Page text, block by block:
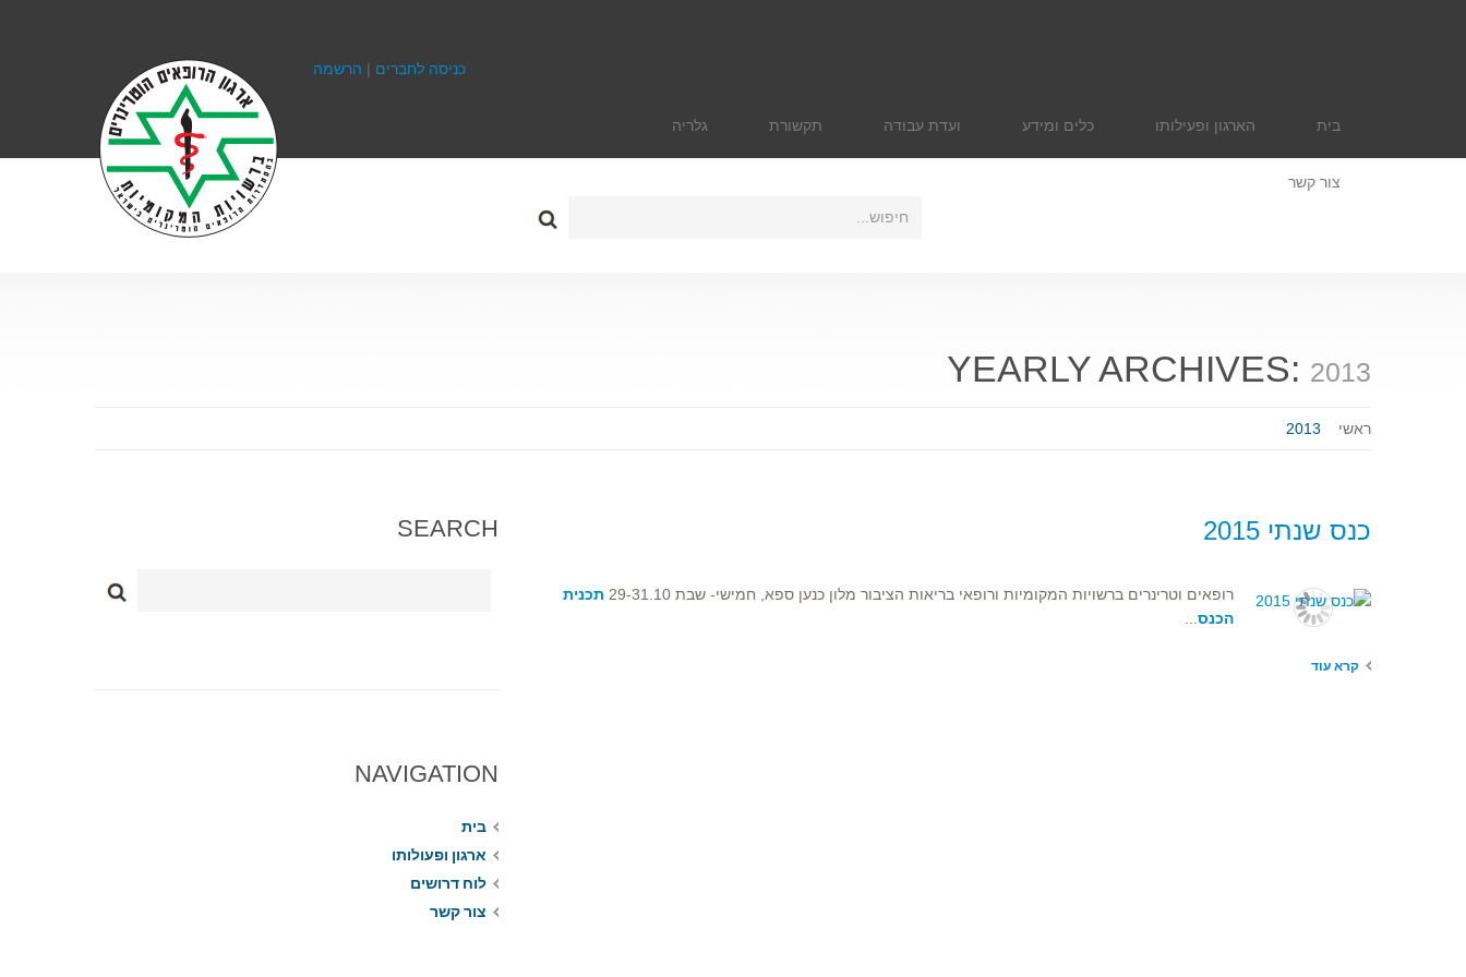
כניסה לחברים | הרשמה
בית הארגון ופעילותו כלים ומידע ועדת עבודה תקשורת גלריה
צור קשר
YEARLY ARCHIVES: 2013
ראשי 2013
כנס שנתי 2015
רופאים וטרינרים ברשויות המקומיות ורופאי בריאות הציבור מלון כנען ספא, חמישי- שבת 29-31.10
תכנית
הכנס
קרא עוד
SEARCH
NAVIGATION
בית
ארגון ופעולותו
לוח דרושים
צור קשר